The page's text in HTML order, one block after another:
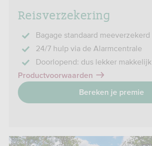
Reisverzekering
Bagage standaard meeverzekerd
24/7 hulp via de Alarmcentrale
Doorlopend: dus lekker makkelijk
Productvoorwaarden
Bereken je premie